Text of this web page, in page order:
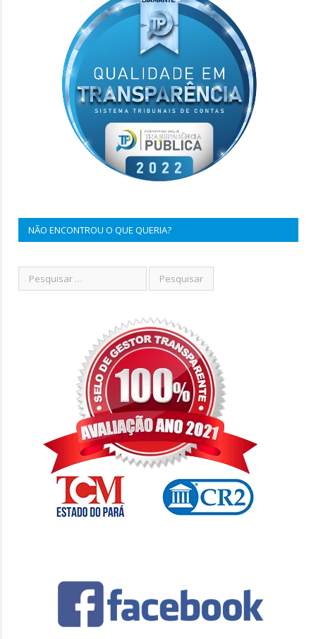
NÃO ENCONTROU O QUE QUERIA?